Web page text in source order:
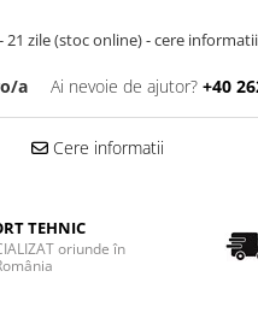
21 zile (stoc online) - cere
a Ai nevoie de ajutor? +40
Cere informatii
TEHNIC
oriunde în